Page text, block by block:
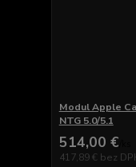
Modul Apple
NTG 5.0/5.1
514,00 €
417,89 € bez